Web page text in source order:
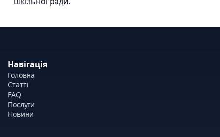
Навігація
Головна
Статті
FAQ
Послуги
Новини